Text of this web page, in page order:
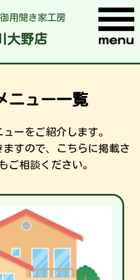
用聞き家工房
大野店
ニュー一覧
ーをご紹介します。
すので、こちらに掲載さ
ご相談ください。